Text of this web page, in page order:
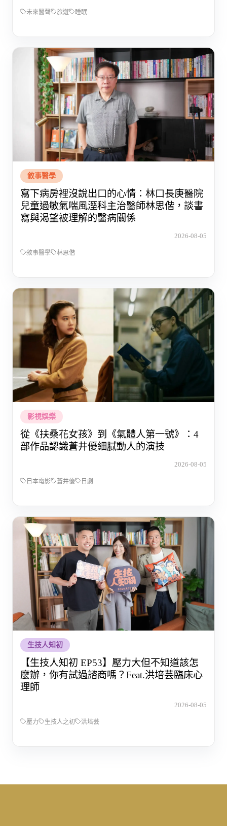
未來醫聲 旅遊 睡眠
敘事醫學
寫下病房裡沒說出口的心情：林口長庚醫院
兒童過敏氣喘風溼科主治醫師林思偕，談書
寫與渴望被理解的醫病關係
2026-08-05
敘事醫學 林思偕
影視娛樂
從《扶桑花女孩》到《氣體人第一號》：4
部作品認識蒼井優細膩動人的演技
2026-08-05
日本電影 蒼井優 日劇
生技人知初
【生技人知初 EP53】壓力大但不知道該怎
麼辦，你有試過諮商嗎？Feat.洪培芸臨床心
理師
2026-08-05
壓力 生技人之初 洪培芸